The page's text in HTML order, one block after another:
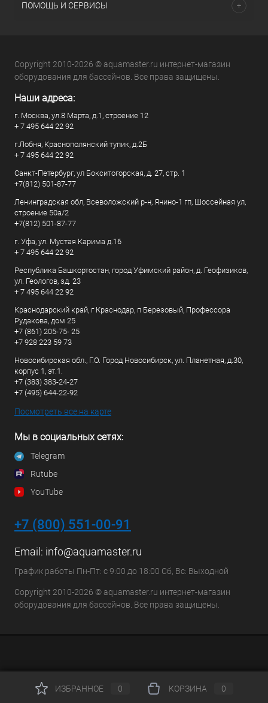
ПОМОЩЬ И СЕРВИСЫ
Copyright 2010-2026 © aquamaster.ru интернет-магазин
оборудования для бассейнов. Все права защищены.
Наши адреса:
г. Москва, ул.8 Марта, д.1, строение 12
+ 7 495 644 22 92
г.Лобня, Краснополянский тупик, д.2Б
+ 7 495 644 22 92
Санкт-Петербург, ул Бокситогорская, д. 27, стр. 1
+7(812) 501-87-77
Ленинградская обл, Всеволожский р-н, Янино-1 гп, Шоссейная ул,
строение 50а/2
+7(812) 501-87-77
г. Уфа, ул. Мустая Карима д.16
+ 7 495 644 22 92
Республика Башкортостан, город Уфимский район, д. Геофизиков,
ул. Геологов, зд. 23
+ 7 495 644 22 92
Краснодарский край, г Краснодар, п Березовый, Профессора
Рудакова, дом 25
+7 (861) 205-75- 25
+7 928 223 59 73
Новосибирская обл., Г.О. Город Новосибирск, ул. Планетная, д.30,
корпус 1, эт.1.
+7 (383) 383-24-27
+7 (495) 644-22-92
Посмотреть все на карте
Мы в социальных сетях:
Telegram
Rutube
YouTube
+7 (800) 551-00-91
Email: info@aquamaster.ru
График работы Пн-Пт: с 9:00 до 18:00 Сб, Вс: Выходной
Copyright 2010-2026 © aquamaster.ru интернет-магазин
оборудования для бассейнов. Все права защищены.
ИЗБРАННОЕ 0 КОРЗИНА 0